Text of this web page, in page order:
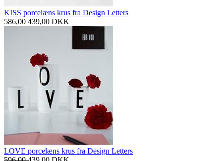
KISS porcelæns krus fra Design Letters
586,00439,00 DKK
LOVE porcelæns krus fra Design Letters